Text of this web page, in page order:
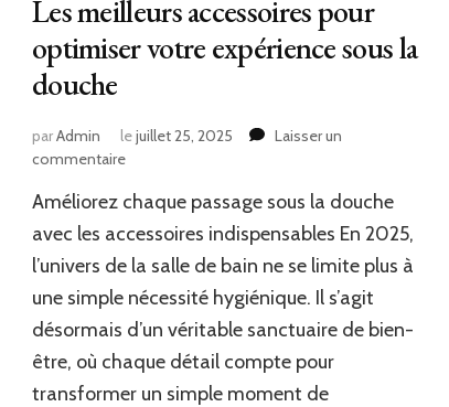
Les meilleurs accessoires pour
optimiser votre expérience sous la
douche
parAdmin lejuillet 25, 2025
Laisser un
commentairesur
meilleurs
accessoires
optimiser
votre
expérience
sous
la
douche
Améliorez chaque passage sous la douche
avec les accessoires indispensables En 2025,
l’univers de la salle de bain ne se limite plus à
une simple nécessité hygiénique. Il s’agit
désormais d’un véritable sanctuaire de bien-
être, où chaque détail compte pour
transformer un simple moment de